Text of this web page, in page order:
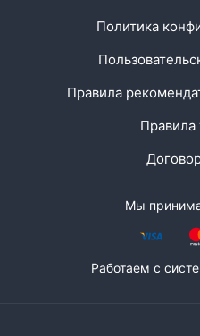
Политика
Правила
Правила
Мы
Работаем с